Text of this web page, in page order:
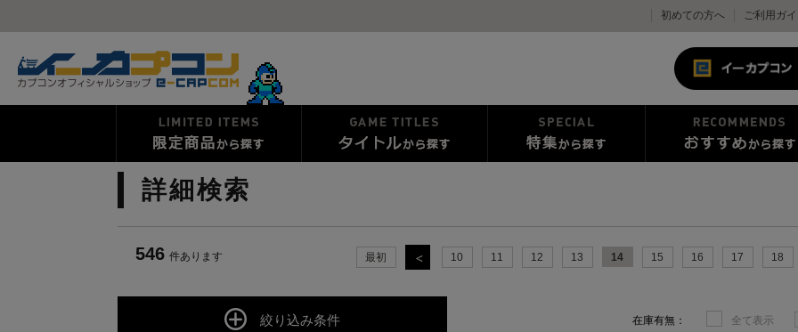
初めての方へ ご利用ガ
詳細検索
546 件あります 最初 10 11 12 13 14 15 16 17 18
絞り込み条件 在庫有無： 全て表示